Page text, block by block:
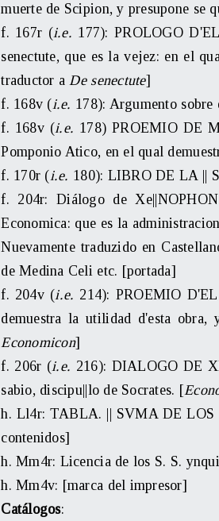
muerte de Scipion, y presupone se
f. 167r (i.e. 177): PROLOGO
senectute, que es la vejez: en el
traductor aDe senectute]
f. 168v (i.e. 178): Argumento
f. 168v (i.e. 178) PROEMIO DE
Pomponio Atico, en el qual
f. 170r (i.e. 180): LIBRO DE LA ||
f. 204r: Diálogo de
Economica: que es la
Nuevamente traduzido en
de Medina Celi etc. [portada]
f. 204v (i.e. 214): PROEMIO
demuestra la utilidad d'esta
Economicon]
f. 206r (i.e. 216): DIALOGO DE
sabio, discipu||lo de Socrates. [
h. Ll4r: TABLA. || SVMA DE LOS
contenidos]
h. Mm4r: Licencia de los S. S.
h. Mm4v: [marca del impresor]
Catálogos: